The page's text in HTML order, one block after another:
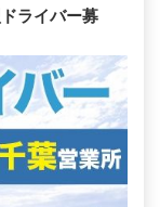
ライバー募